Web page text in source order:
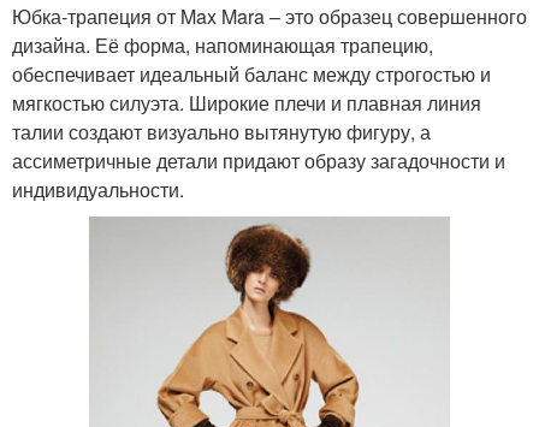
Юбка-трапеция от Max Mara – это образец совершенного
дизайна. Её форма, напоминающая трапецию,
обеспечивает идеальный баланс между строгостью и
мягкостью силуэта. Широкие плечи и плавная линия
талии создают визуально вытянутую фигуру, а
ассиметричные детали придают образу загадочности и
индивидуальности.